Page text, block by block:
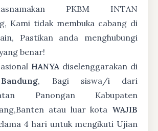
PKBM INTAN
Kami tidak membuka cabang di
Pastikan anda menghubungi
benar!
HANYA diselenggarakan di
, Bagi siswa/i dari
Panongan Kabupaten
atau luar kota WAJIB
4 hari untuk mengikuti Ujian